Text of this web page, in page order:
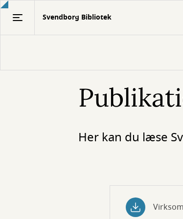
Gå
Svendborg Bibliotek
Her kan du læse